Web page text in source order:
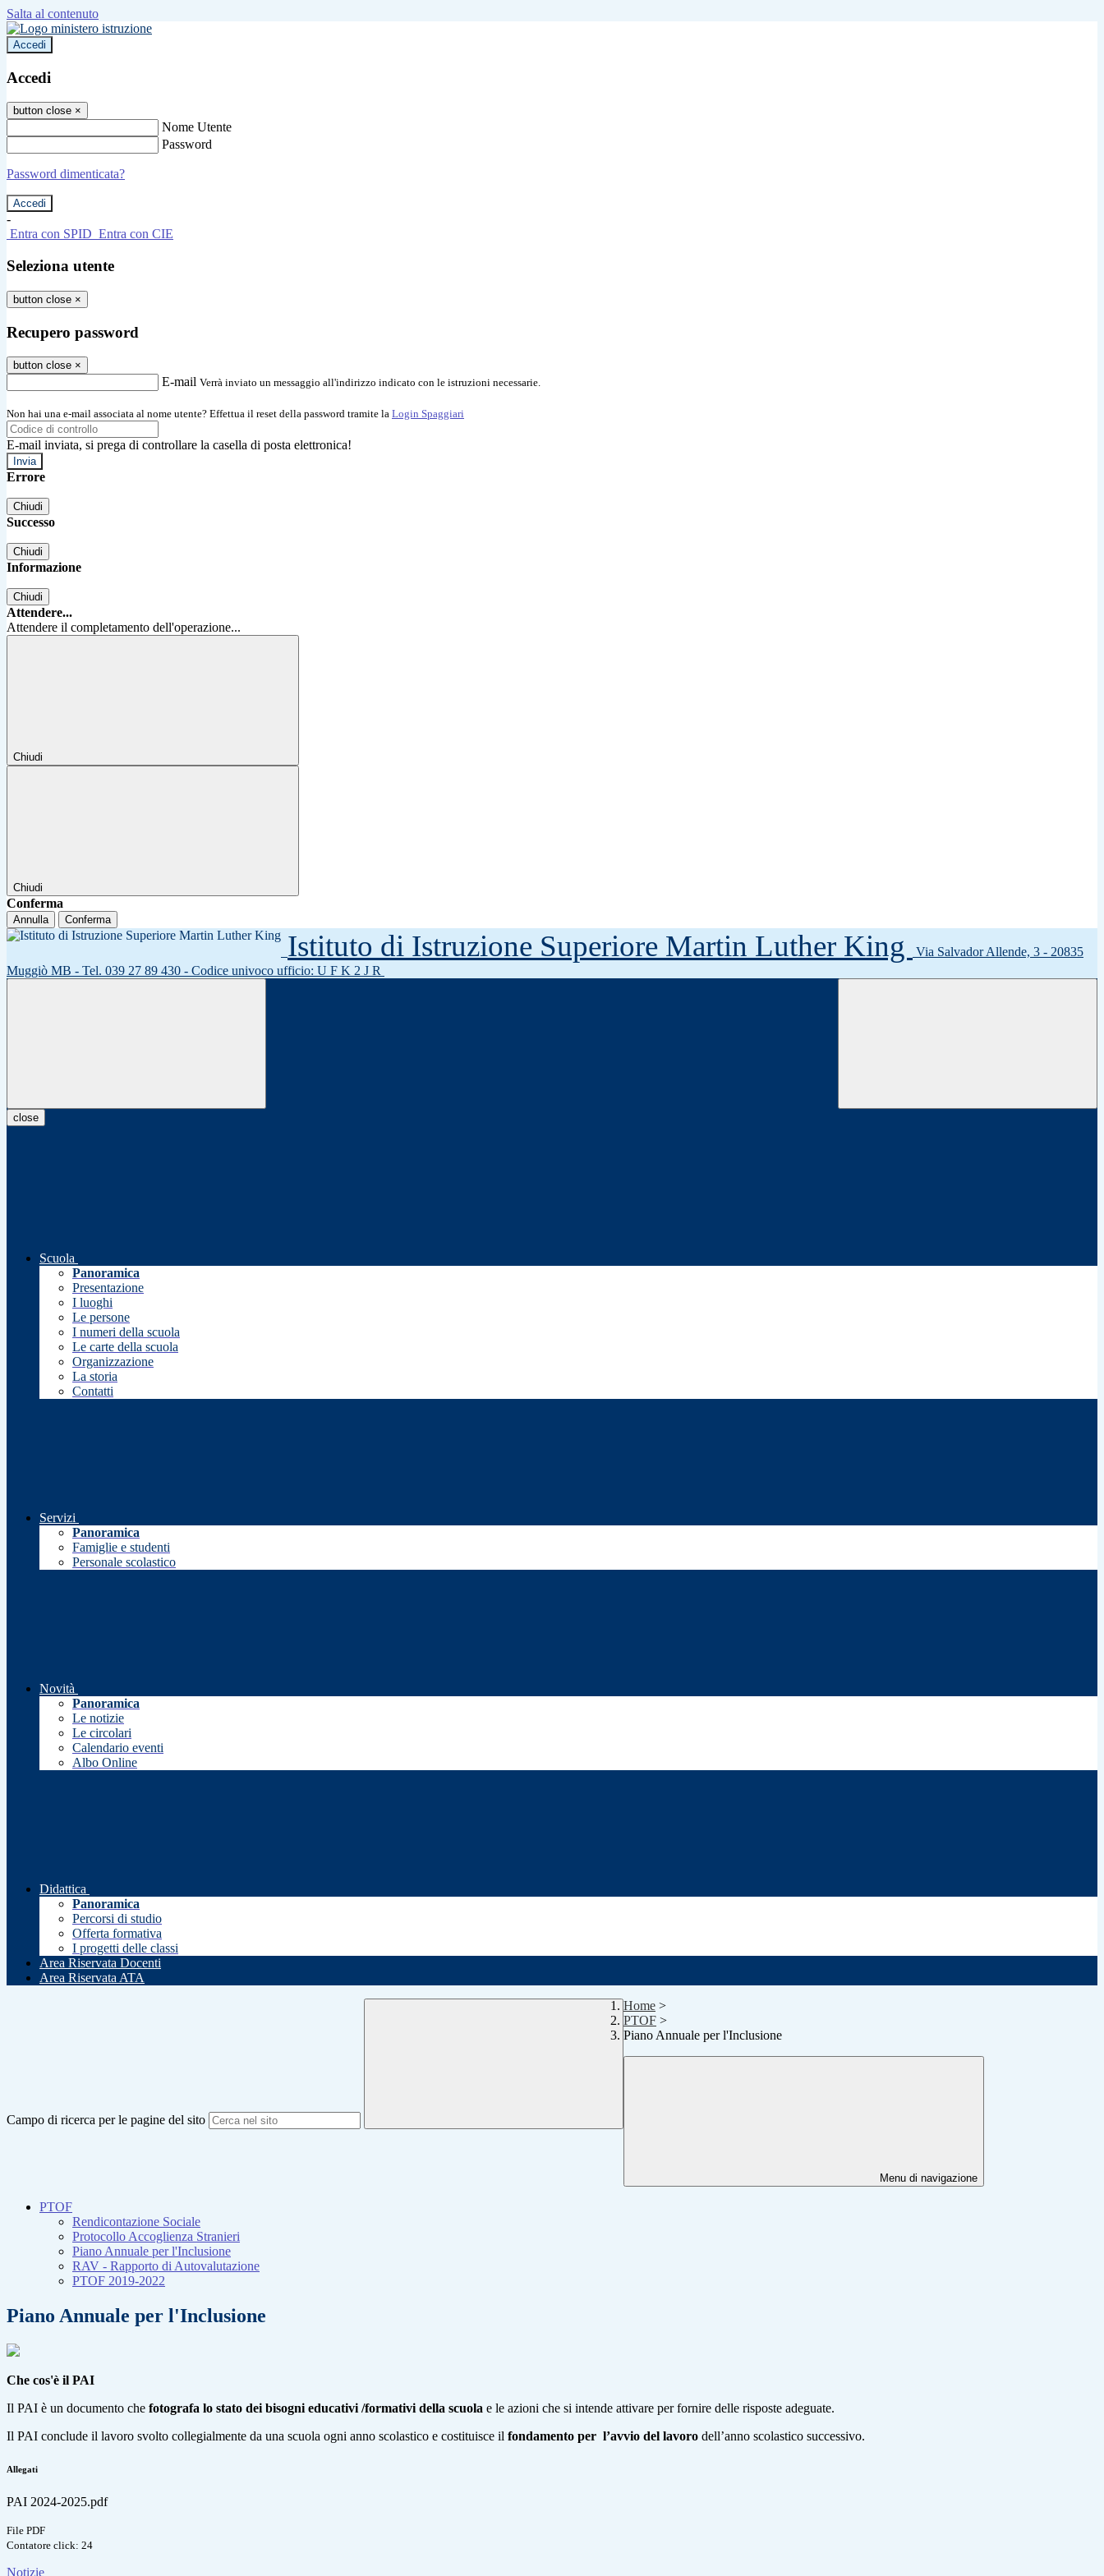
Salta al contenuto
Accedi
Accedi
button close ×
Nome Utente
Password
Password dimenticata?
-
Entra con SPID Entra con CIE
Seleziona utente
button close ×
Recupero password
button close ×
E-mail Verrà inviato un messaggio all'indirizzo indicato con le istruzioni necessarie.
Non hai una e-mail associata al nome utente? Effettua il reset della password tramite la Login Spaggiari
E-mail inviata, si prega di controllare la casella di posta elettronica!
Errore
Chiudi
Successo
Chiudi
Informazione
Chiudi
Attendere...
Attendere il completamento dell'operazione...
Chiudi
Chiudi
Conferma
Annulla Conferma
Istituto di Istruzione Superiore Martin Luther King
Via Salvador Allende, 3 - 20835
Muggiò MB - Tel. 039 27 89 430 - Codice univoco ufficio: U F K 2 J R
close
Scuola
Panoramica
Presentazione
I luoghi
Le persone
I numeri della scuola
Le carte della scuola
Organizzazione
La storia
Contatti
Servizi
Panoramica
Famiglie e studenti
Personale scolastico
Novità
Panoramica
Le notizie
Le circolari
Calendario eventi
Albo Online
Didattica
Panoramica
Percorsi di studio
Offerta formativa
I progetti delle classi
Area Riservata Docenti
Area Riservata ATA
Campo di ricerca per le pagine del sito
Home >
PTOF >
Piano Annuale per l'Inclusione
Menu di navigazione
PTOF
Rendicontazione Sociale
Protocollo Accoglienza Stranieri
Piano Annuale per l'Inclusione
RAV - Rapporto di Autovalutazione
PTOF 2019-2022
Piano Annuale per l'Inclusione
Che cos'è il PAI
Il PAI è un documento che fotografa lo stato dei bisogni educativi /formativi della scuola e le azioni che si intende attivare per fornire delle risposte adeguate.
Il PAI conclude il lavoro svolto collegialmente da una scuola ogni anno scolastico e costituisce il fondamento per l’avvio del lavoro dell’anno scolastico successivo.
Allegati
PAI 2024-2025.pdf
File PDF
Contatore click: 24
Notizie